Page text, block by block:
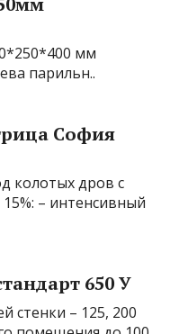
мм
парильн..
София
колотых дров с
– интенсивный
650 У
стенки – 125, 200